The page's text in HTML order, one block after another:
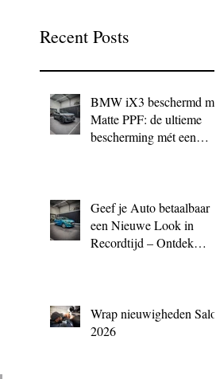
Recent Posts
BMW iX3 beschermd met
Matte PPF: de ultieme
bescherming mét een
Geef je Auto betaalbaar
een Nieuwe Look in
Recordtijd – Ontdek
Wrap nieuwigheden Salon
2026